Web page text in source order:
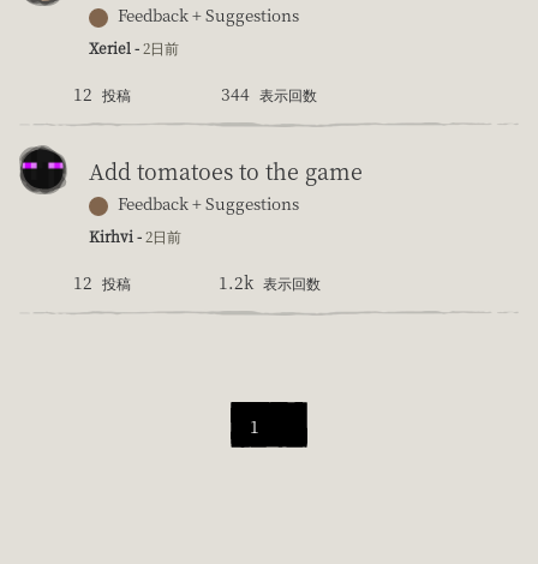
Feedback + Suggestions
Xeriel -2日前
12 投稿 344 表示回数
Add tomatoes to the game
Feedback + Suggestions
Kirhvi -2日前
12 投稿 1.2k 表示回数
1